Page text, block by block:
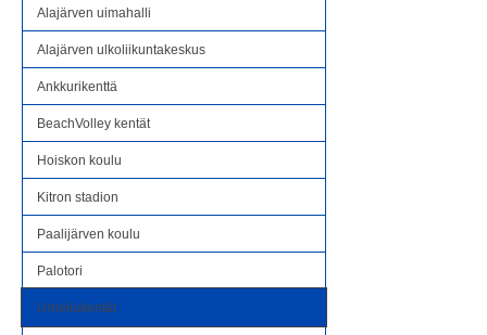
Alajärven uimahalli
Alajärven ulkoliikuntakeskus
Ankkurikenttä
BeachVolley kentät
Hoiskon koulu
Kitron stadion
Paalijärven koulu
Palotori
Urheilukentät